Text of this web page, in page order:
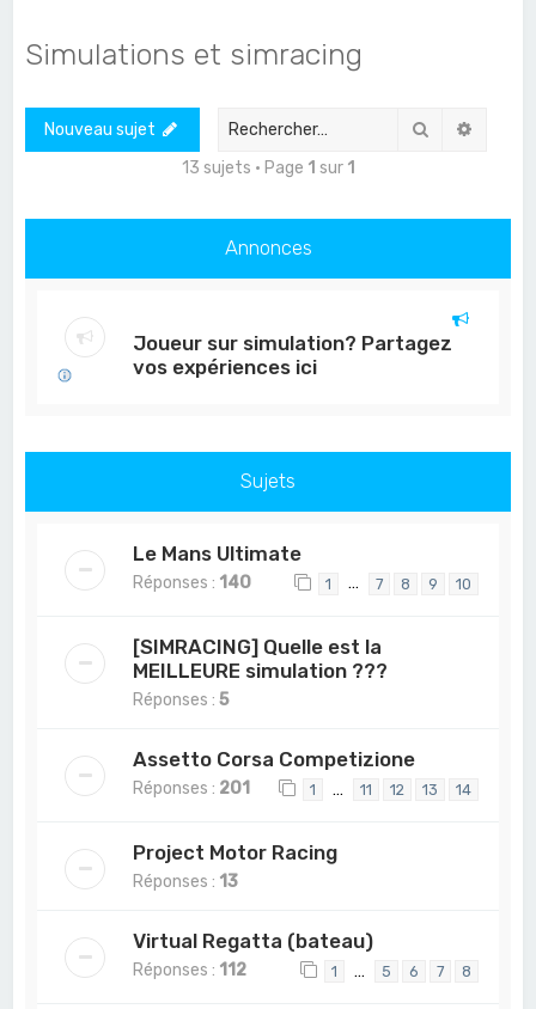
Simulations et simracing
Nouveau sujet Rechercher
13 sujets • Page 1 sur 1
Annonces
Joueur sur simulation? Partagez
vos expériences ici
Sujets
Le Mans Ultimate
Réponses : 140 1 … 7 8 9 10
[SIMRACING] Quelle est la
MEILLEURE simulation ???
Réponses :5
Assetto Corsa Competizione
Réponses : 201 1 … 11 12 13 14
Project Motor Racing
Réponses : 13
Virtual Regatta (bateau)
Réponses : 112 1 … 5 6 7 8